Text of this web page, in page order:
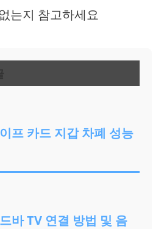
는지 참고하세요
프 카드 지갑 차폐 성능
바 TV 연결 방법 및 음